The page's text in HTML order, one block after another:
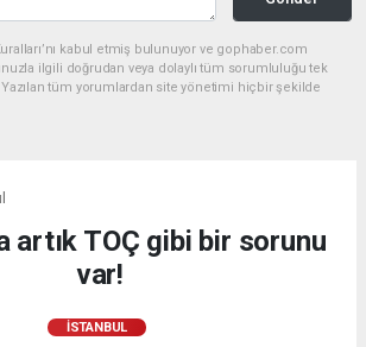
kabul etmiş bulunuyor ve gophaber.com
ilgili doğrudan veya dolaylı tüm sorumluluğu tek
Yazılan tüm yorumlardan site yönetimi hiçbir şekilde
artık TOÇ gibi bir sorunu
var!
İSTANBUL